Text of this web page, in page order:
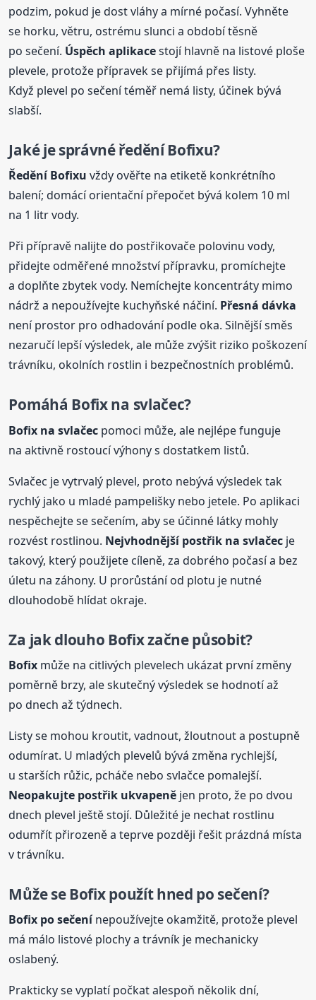
podzim, pokud je dost vláhy a mírné počasí. Vyhněte
se horku, větru, ostrému slunci a období těsně
po sečení. Úspěchaplikacestojí hlavně na listové ploše
plevele, protože přípravek se přijímá přes listy.
Když plevel po sečení téměř nemá listy, účinek bývá
slabší.
Jaké je správné ředěníBofixu?
ŘeděníBofixu vždy ověřte na etiketě konkrétního
balení; domácí orientační přepočet bývá kolem 10 ml
na 1 litr vody.
Při přípravě nalijte do postřikovače polovinu vody,
přidejte odměřené množství přípravku, promíchejte
a doplňte zbytek vody. Nemíchejte koncentráty mimo
nádrž a nepoužívejte kuchyňské náčiní. Přesná dávka
není prostor pro odhadování podle oka. Silnější směs
nezaručí lepší výsledek, ale může zvýšit riziko poškození
trávníku, okolních rostlin i bezpečnostních problémů.
Pomáhá Bofixna svlačec?
Bofix na svlačec pomoci může, ale nejlépe funguje
na aktivně rostoucí výhony s dostatkem listů.
Svlačec je vytrvalý plevel, proto nebývá výsledek tak
rychlý jako u mladé pampelišky nebo jetele. Po aplikaci
nespěchejte se sečením, aby se účinné látky mohly
rozvést rostlinou. Nejvhodnější postřik na svlačec je
takový, který použijete cíleně, za dobrého počasí a bez
úletu na záhony. U prorůstání od plotu je nutné
dlouhodobě hlídat okraje.
Za jak dlouho Bofixzačne působit?
Bofix může na citlivých plevelech ukázat první změny
poměrně brzy, ale skutečný výsledek se hodnotí až
po dnech až týdnech.
Listy se mohou kroutit, vadnout, žloutnout a postupně
odumírat. U mladých plevelů bývá změna rychlejší,
u starších růžic, pcháče nebo svlačce pomalejší.
Neopakujte postřik ukvapeně jen proto, že po dvou
dnech plevel ještě stojí. Důležité je nechat rostlinu
odumřít přirozeně a teprve později řešit prázdná místa
v trávníku.
Může seBofixpoužít hned po sečení?
Bofix po sečenínepoužívejte okamžitě, protože plevel
má málo listové plochy a trávník je mechanicky
oslabený.
Prakticky se vyplatí počkat alespoň několik dní,